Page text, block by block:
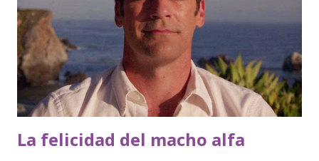
La felicidad del macho alfa